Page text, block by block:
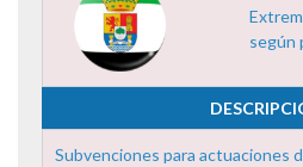
según
Subvenciones para actuaciones